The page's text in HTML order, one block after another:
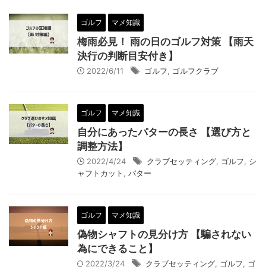
ゴルフ マメ知識
梅雨必見！ 雨の日のゴルフ対策 【雨天
決行の判断目安付き】
2022/6/11 ゴルフ ゴルフクラブ
ゴルフ マメ知識
自分にあったパターの長さ 【選び方と
調整方法】
2022/4/24 クラブセッティング ゴルフ
シ
ャフトカット
パター
ゴルフ マメ知識
偽物シャフトの見分け方 【騙されない
為にできること】
2022/3/24 クラブセッティング ゴルフ
ゴ